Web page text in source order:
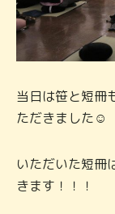
当日は笹と短冊
ただきました☺
いただいた短冊
きます！！！